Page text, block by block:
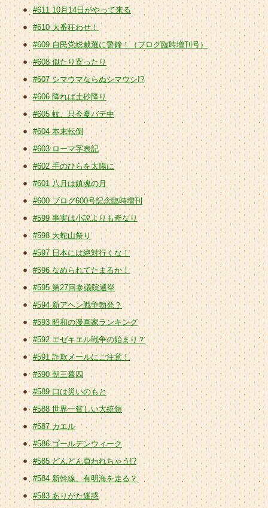
#611 10月14日がやって来る
#610 大番狂わせ！
#609 自民党総裁選に警鐘！（ブログ臨時増刊号）
#608 似たり寄ったり
#607 シマウマならぬシマウシ!?
#606 降れば土砂降り
#605 蚊、只今夏バテ中
#604 本末転倒
#603 ローマ字表記
#602 手のひらを太陽に
#601 八月は鎮魂の月
#600 ブログ600号記念臨時増刊
#599 事実は小説よりも奇なり
#598 大蛇山祭り
#597 日本には絶対行くな！
#596 なめられてたまるか！
#595 第27回参議院選挙
#594 新アヘン戦争勃発？
#593 昭和の漫画家ランキング
#592 エゼキエル戦争の始まり？
#591 詐欺メールにご注意！
#590 朝三暮四
#589 口は災いのもと
#588 世界一貧しい大統領
#587 カエル
#586 ゴールデンウィーク
#585 どんどん買われちゃう!?
#584 新幹線、有明海を走る？
#583 ありがた迷惑